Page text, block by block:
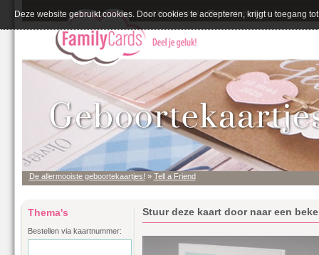
De allermooiste geboortekaartjes! » Tell a Friend
Stuur deze kaart door naar een
Thema's
Bestellen via kaartnummer:
Deze website gebruikt cookies. Door cookies te accepteren, krijgt u toegang